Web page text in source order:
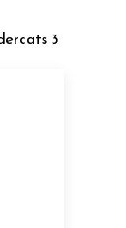
3